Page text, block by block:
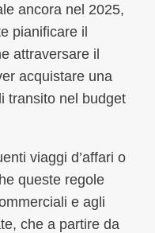
ancora nel 2025,
pianificare il
attraversare il
acquistare una
transito nel budget
viaggi d’affari o
queste regole
e agli
che a partire da